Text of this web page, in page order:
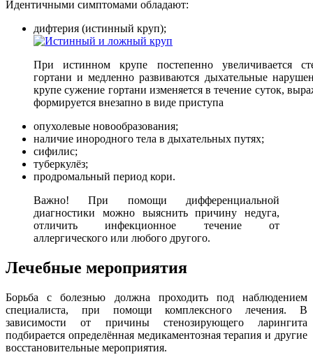
Идентичными симптомами обладают:
дифтерия (истинный круп);
При истинном крупе постепенно увеличивается
гортани и медленно развиваются дыхательные
крупе сужение гортани изменяется в течение суток,
формируется внезапно в виде приступа
опухолевые новообразования;
наличие инородного тела в дыхательных путях;
сифилис;
туберкулёз;
продромальный период кори.
Важно! При помощи дифференциальной
диагностики можно выяснить причину недуга,
отличить инфекционное течение от
аллергического или любого другого.
Лечебные мероприятия
Борьба с болезнью должна проходить под наблюдением
специалиста, при помощи комплексного лечения. В
зависимости от причины стенозирующего ларингита
подбирается определённая медикаментозная терапия и другие
восстановительные мероприятия.